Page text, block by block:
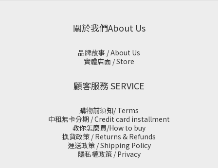
關於我們About Us
品牌故事 / About Us
實體店面 / Store
顧客服務 SERVICE
購物前須知/ Terms
中租無卡分期 / Credit card installment
教你怎麼買/How to buy
換貨政策 / Returns & Refunds
運送政策 / Shipping Policy
隱私權政策 / Privacy